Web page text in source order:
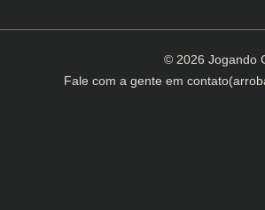
© 2026 Jogando
Fale com a gente em